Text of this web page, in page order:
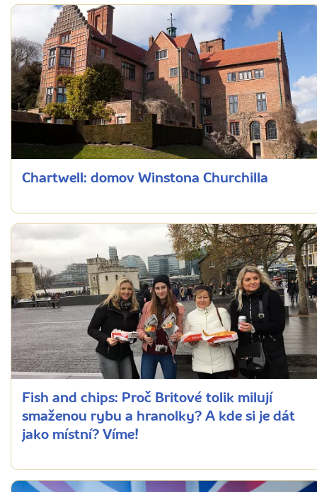
Chartwell: domov Winstona Churchilla
Fish and chips: Proč Britové tolik milují
smaženou rybu a hranolky? A kde si je dát
jako místní? Víme!